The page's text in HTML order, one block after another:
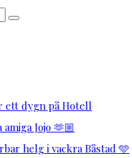
ett dygn på Hotell
Jojo 🫶🏼
helg i vackra Båstad 🩵